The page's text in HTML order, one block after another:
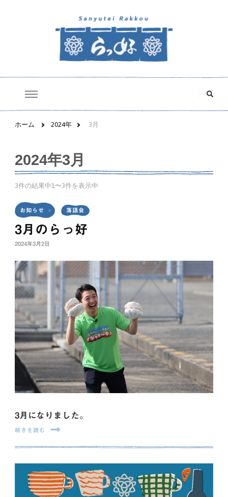
探
?
ホーム 2024年 3月
2024年3月
3件の結果中1〜3件を表示中
お知らせ 落語会
3月のらっ好
2024年3月2日
3月になりました。
続きを読む